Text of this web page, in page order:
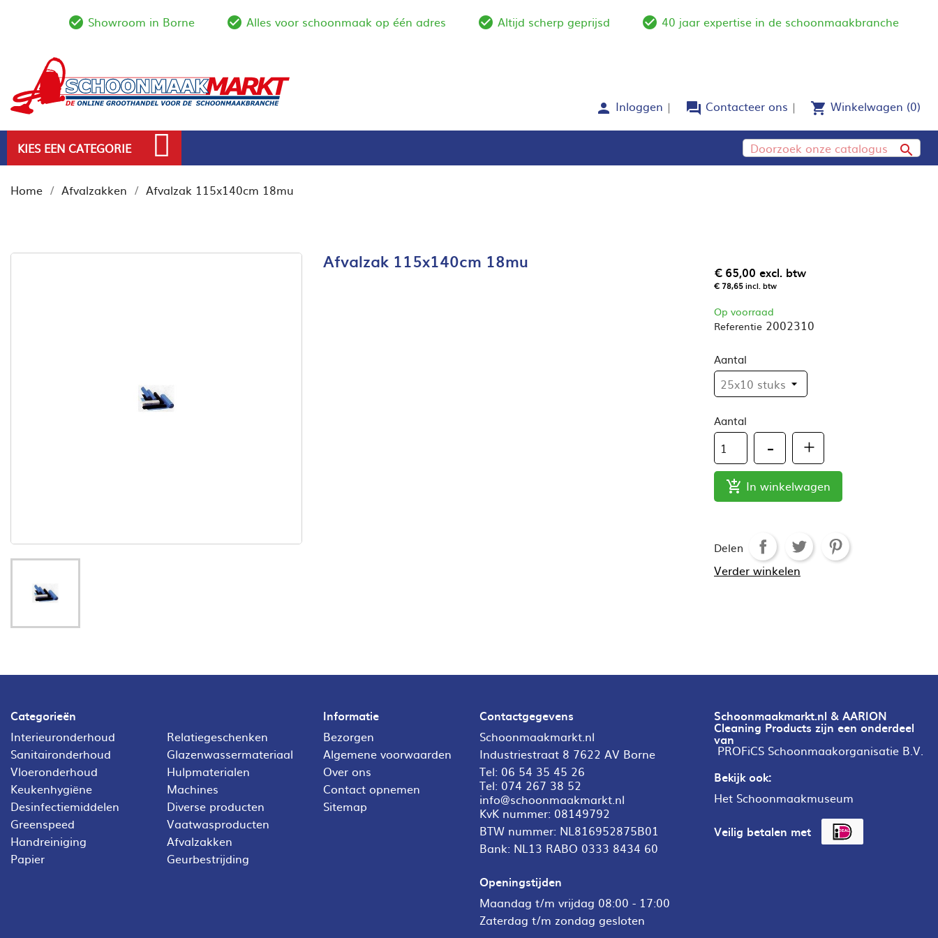
check_circle_outline
Showroom in Borne check_circle_outline
Alles voor schoonmaak op één adres check_circle_outline
Altijd scherp geprijsd check_circle_outline
40 jaar expertise in de schoonmaakbranche
person Inloggen forum Contacteer ons shopping_cart Winkelwagen (0)
KIES EEN CATEGORIE 
Home Afvalzakken Afvalzak 115x140cm 18mu
Afvalzak 115x140cm 18mu € 65,00 excl. btw
€ 78,65incl. btw
Op voorraad
Referentie 2002310
Aantal
Aantal
 In winkelwagen
Delen
Verder winkelen
Categorieën
Interieuronderhoud
Sanitaironderhoud
Vloeronderhoud
Keukenhygiëne
Desinfectiemiddelen
Greenspeed
Handreiniging
Papier
Relatiegeschenken
Glazenwassermateriaal
Hulpmaterialen
Machines
Diverse producten
Vaatwasproducten
Afvalzakken
Geurbestrijding
Informatie
Bezorgen
Algemene voorwaarden
Over ons
Contact opnemen
Sitemap
Contactgegevens
Schoonmaakmarkt.nl
Industriestraat 8 7622 AV Borne
Tel: 06 54 35 45 26
Tel: 074 267 38 52
info@schoonmaakmarkt.nl
KvK nummer: 08149792
BTW nummer: NL816952875B01
Bank: NL13 RABO 0333 8434 60
Openingstijden
Maandag t/m vrijdag 08:00 - 17:00
Zaterdag t/m zondag gesloten
Schoonmaakmarkt.nl & AARION
Cleaning Products zijn een onderdeel
van
PROFiCS Schoonmaakorganisatie B.V.
Bekijk ook:
Het Schoonmaakmuseum
Veilig betalen met